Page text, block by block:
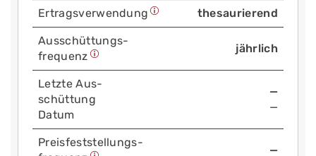
Ertrags­verwendung thesaurierend
Aus­schüttungs­
frequenz
jährlich
Letzte Aus­
schüttung
Datum
—
—
Preis­fest­stellungs­
—